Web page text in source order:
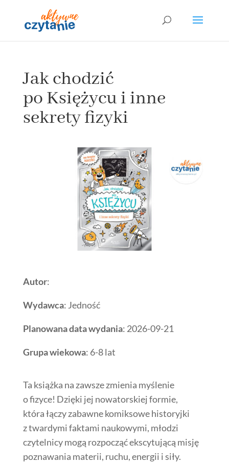
Jak chodzić
po Księżycu i inne
sekrety fizyki
Autor:
Wydawca: Jedność
Planowana data wydania: 2026-09-21
Grupa wiekowa: 6-8 lat
Ta książka na zawsze zmienia myślenie
o fizyce! Dzięki jej nowatorskiej formie,
która łączy zabawne komiksowe historyjki
z twardymi faktami naukowymi, młodzi
czytelnicy mogą rozpocząć ekscytującą misję
poznawania materii, ruchu, energii i siły.